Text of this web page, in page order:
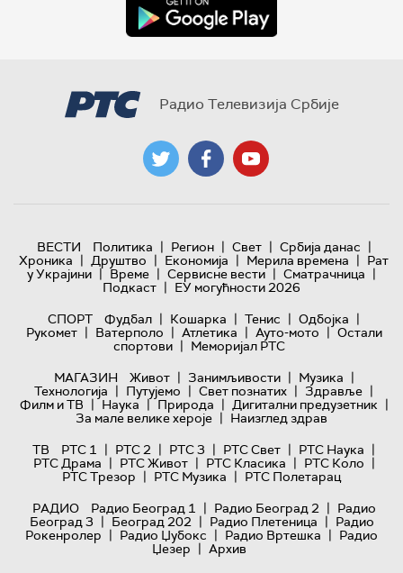
Радио Телевизија Србије
ВЕСТИ Политика | Регион | Свет | Србија данас |
Хроника | Друштво | Економија | Мерила времена | Рат
у Украјини | Време | Сервисне вести | Сматрачница |
Подкаст | ЕУ могућности 2026
СПОРТ
Фудбал | Кошарка | Тенис | Одбојка |
Рукомет | Ватерполо | Атлетика | Ауто-мото | Остали
спортови | Меморијал РТС
МАГАЗИН
Живот | Занимљивости | Музика |
Технологијa | Путујемо | Свет познатих | Здравље |
Филм и ТВ | Наука | Природа | Дигитални предузетник |
За мале велике хероје | Наизглед здрав
ТВ
РТС 1 | РТС 2 | РТС 3 | РТС Свет | РТС Наука |
РТС Драма | РТС Живот | РТС Класика | РТС Коло |
РТС Трезор | РТС Музика | РТС Полетарац
РАДИО
Радио Београд 1 | Радио Београд 2 | Радио
Београд 3 | Београд 202 | Радио Плетеница | Радио
Рокенролер | Радио Џубокс | Радио Вртешка | Радио
Џезер | Архив